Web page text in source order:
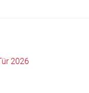
2026